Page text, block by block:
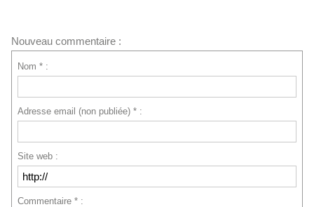
Nouveau commentaire :
Nom * :
Adresse email (non publiée) * :
Site web :
Commentaire * :